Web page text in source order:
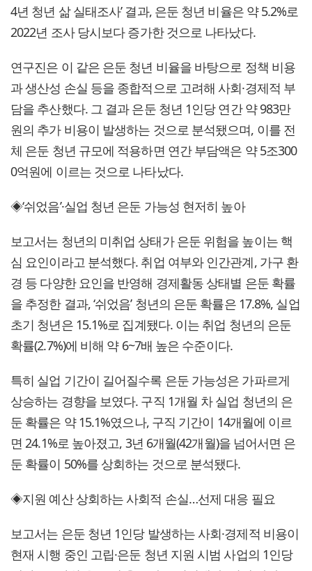
4년 청년 삶 실태조사’ 결과, 은둔 청년 비율은 약 5.2%로
2022년 조사 당시보다 증가한 것으로 나타났다.
연구진은 이 같은 은둔 청년 비율을 바탕으로 정책 비용
과 생산성 손실 등을 종합적으로 고려해 사회·경제적 부
담을 추산했다. 그 결과 은둔 청년 1인당 연간 약 983만
원의 추가 비용이 발생하는 것으로 분석됐으며, 이를 전
체 은둔 청년 규모에 적용하면 연간 부담액은 약 5조300
0억원에 이르는 것으로 나타났다.
◈‘쉬었음’·실업 청년 은둔 가능성 현저히 높아
보고서는 청년의 미취업 상태가 은둔 위험을 높이는 핵
심 요인이라고 분석했다. 취업 여부와 인간관계, 가구 환
경 등 다양한 요인을 반영해 경제활동 상태별 은둔 확률
을 추정한 결과, ‘쉬었음’ 청년의 은둔 확률은 17.8%, 실업
초기 청년은 15.1%로 집계됐다. 이는 취업 청년의 은둔
확률(2.7%)에 비해 약 6~7배 높은 수준이다.
특히 실업 기간이 길어질수록 은둔 가능성은 가파르게
상승하는 경향을 보였다. 구직 1개월 차 실업 청년의 은
둔 확률은 약 15.1%였으나, 구직 기간이 14개월에 이르
면 24.1%로 높아졌고, 3년 6개월(42개월)을 넘어서면 은
둔 확률이 50%를 상회하는 것으로 분석됐다.
◈지원 예산 상회하는 사회적 손실…선제 대응 필요
보고서는 은둔 청년 1인당 발생하는 사회·경제적 비용이
현재 시행 중인 고립·은둔 청년 지원 시범 사업의 1인당